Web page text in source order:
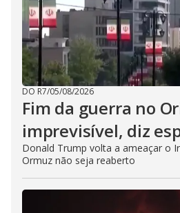
DO R7/05/08/2026
Fim da guerra no
imprevisível, diz
Donald Trump volta a ameaçar o
Ormuz não seja reaberto